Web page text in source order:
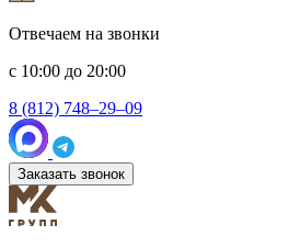
Отвечаем на звонки
с 10:00 до 20:00
8 (812) 748–29–09
Заказать звонок